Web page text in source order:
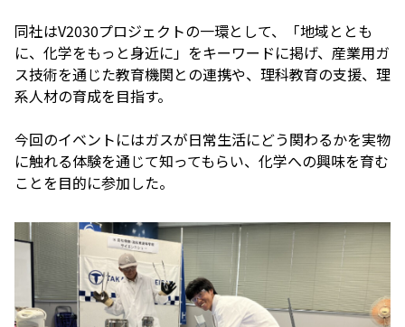
同社はV2030プロジェクトの一環として、「地域ととも
に、化学をもっと身近に」をキーワードに掲げ、産業用ガ
ス技術を通じた教育機関との連携や、理科教育の支援、理
系人材の育成を目指す。
今回のイベントにはガスが日常生活にどう関わるかを実物
に触れる体験を通じて知ってもらい、化学への興味を育む
ことを目的に参加した。